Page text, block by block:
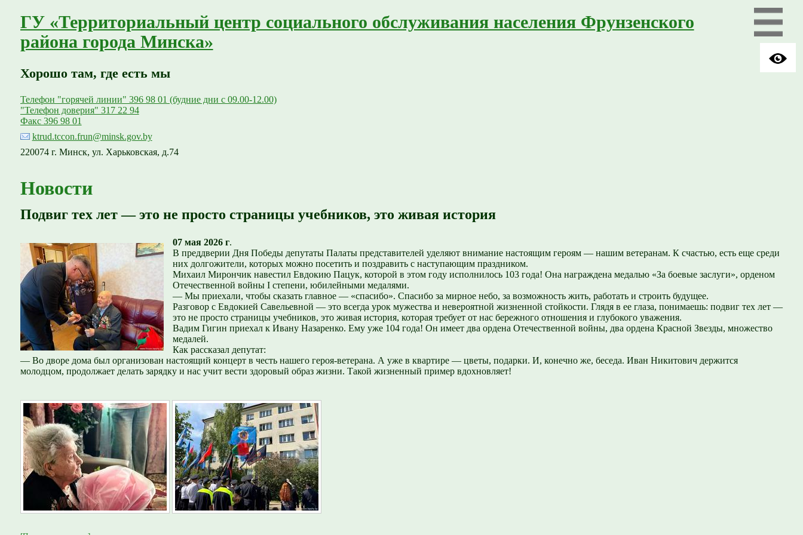
ГУ «Территориальный центр социального обслуживания населения Фрунзенского
района города Минска»
Хорошо там, где есть мы
Телефон "горячей линии" 396 98 01 (будние дни с 09.00-12.00)
"Телефон доверия" 317 22 94
Факс 396 98 01
ktrud.tccon.frun@minsk.gov.by
220074 г. Минск, ул. Харьковская, д.74
Новости
Подвиг тех лет — это не просто страницы учебников, это живая история
07 мая 2026 г.
В преддверии Дня Победы депутаты Палаты представителей уделяют внимание настоящим героям — нашим ветеранам. К счастью, есть еще среди
них долгожители, которых можно посетить и поздравить с наступающим праздником.
Михаил Мирончик навестил Евдокию Пацук, которой в этом году исполнилось 103 года! Она награждена медалью «За боевые заслуги», орденом
Отечественной войны I степени, юбилейными медалями.
— Мы приехали, чтобы сказать главное — «спасибо». Спасибо за мирное небо, за возможность жить, работать и строить будущее.
Разговор с Евдокией Савельевной — это всегда урок мужества и невероятной жизненной стойкости. Глядя в ее глаза, понимаешь: подвиг тех лет —
это не просто страницы учебников, это живая история, которая требует от нас бережного отношения и глубокого уважения.
Вадим Гигин приехал к Ивану Назаренко. Ему уже 104 года! Он имеет два ордена Отечественной войны, два ордена Красной Звезды, множество
медалей.
Как рассказал депутат:
— Во дворе дома был организован настоящий концерт в честь нашего героя-ветерана. А уже в квартире — цветы, подарки. И, конечно же, беседа. Иван Никитович держится
молодцом, продолжает делать зарядку и нас учит вести здоровый образ жизни. Такой жизненный пример вдохновляет!